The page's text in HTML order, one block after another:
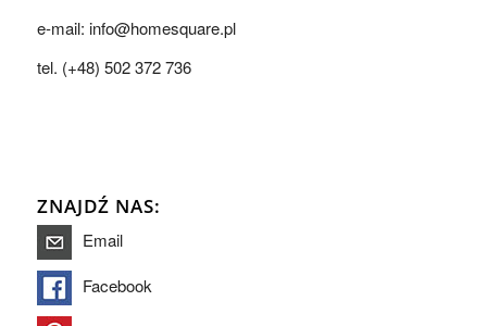
e-mail: info@homesquare.pl
tel. (+48) 502 372 736
ZNAJDŹ NAS:
Email
Facebook